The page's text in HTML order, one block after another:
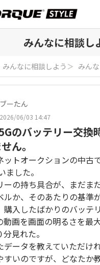
みんなに相談し
みんなに相談しよう ＞ みん
ブーたん
2026/06/03 14:47
のバッテリー交
ん。
ットオークションの中古
ました。
ーの持ち具合が、まだま
ルか、そのあたりの基準
購入したばかりのバッテ
動画を画面の明るさを最
見れた。
データを教えていただけ
すいのですが、どなたか